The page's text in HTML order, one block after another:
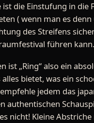
die Einstufung in die
( wenn man es
des Streifens
führen kann.
ist „Ring“ also ein
bietet, was ein
jedem das
authentischen
nicht! Kleine